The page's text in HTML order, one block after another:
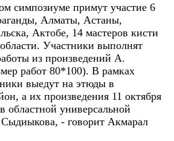
симпозиуме примут участие 6
Алматы, Астаны,
Актобе, 14 мастеров кисти
Участники выполнят
из произведений А.
работ 80*100). В рамках
выедут на этюды в
а их произведения 11 октября
областной универсальной
- говорит Акмарал